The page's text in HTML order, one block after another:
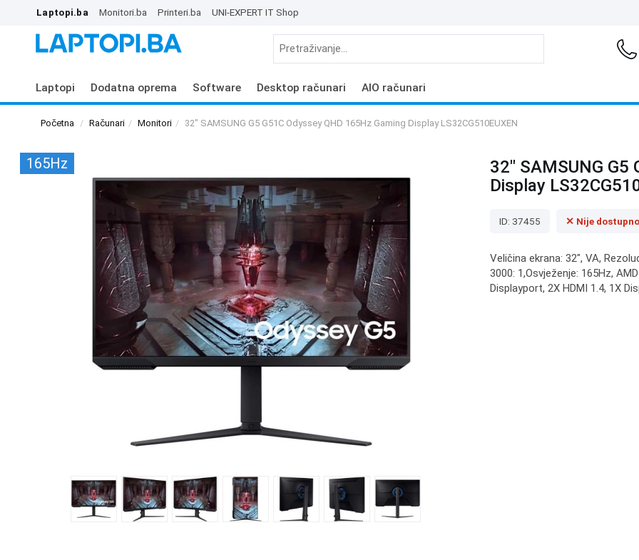
Laptopi.ba Monitori.ba Printeri.ba UNI-EXPERT IT Shop
Laptopi Dodatna oprema Software Desktop računari AIO računari
Početna Računari Monitori 32" SAMSUNG G5 G51C Odyssey QHD 165Hz Gaming Display LS32CG510EUXEN
165Hz
32" SAMSUNG G5
Display
ID: 37455 ✕ Nije dostupno
Veličina ekrana: 32", VA,
3000: 1,Osvježenje: 165Hz,
Displayport, 2X HDMI 1.4, 1X